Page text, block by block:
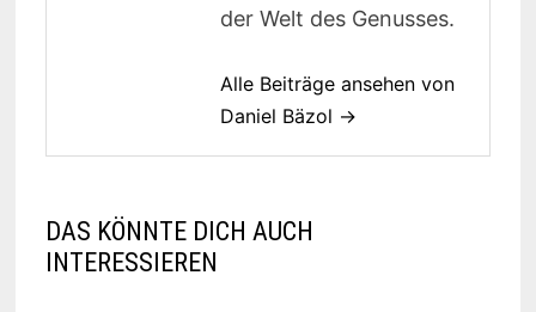
der Welt des Genusses.
Alle Beiträge ansehen von
Daniel Bäzol →
DAS KÖNNTE DICH AUCH
INTERESSIEREN